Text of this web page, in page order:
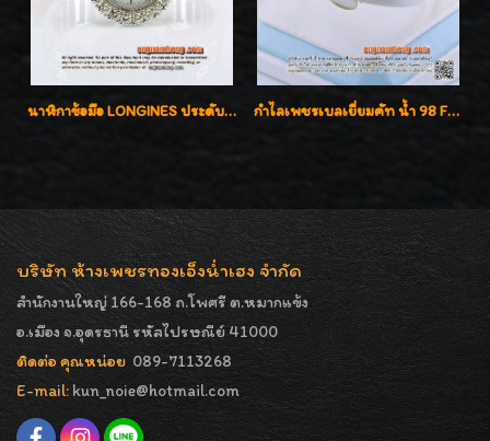
นาฬิกาข้อมือ LONGINES ประดับเพชร 5.20 กะรัต ใส่เล่น ใส่ออกงานหรูหราไฮโซค่ะ กำไลเพชรเบลเยี่ยมคัท น้ำ 98 F-Color/VVS เพชร 22 เม็ด น้ำหนักเพชรรวม 1.97 กะรัต ตัวเรือนตัน หนาแข็งแรง เพชรสวย ขาวจั๊ว ทุกเม็ด เล่นไฟ่วิ้งสุดๆค่ะ เปิดราคาโปรโมชั่น ถูกสุดๆค่ะ
บริษัท ห้างเพชรทองเอ็งน่ำเฮง จำกัด
สำนักงานใหญ่ 166-168 ถ.โพศรี ต.หมากแข้ง
อ.เมือง จ.อุดรธานี รหัสไปรษณีย์ 41000
ติดต่อ คุณหน่อย 089-7113268
E-mail: kun_noie@hotmail.com